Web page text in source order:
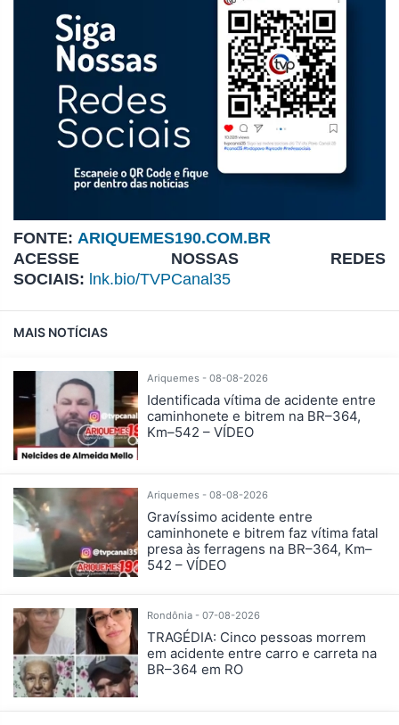
FONTE: ARIQUEMES190.COM.BR
ACESSE NOSSAS REDES
SOCIAIS: lnk.bio/TVPCanal35
MAIS NOTÍCIAS
Ariquemes - 08-08-2026
Identificada vítima de acidente entre
caminhonete e bitrem na BR–364,
Km–542 – VÍDEO
Ariquemes - 08-08-2026
Gravíssimo acidente entre
caminhonete e bitrem faz vítima fatal
presa às ferragens na BR–364, Km–
542 – VÍDEO
Rondônia - 07-08-2026
TRAGÉDIA: Cinco pessoas morrem
em acidente entre carro e carreta na
BR–364 em RO